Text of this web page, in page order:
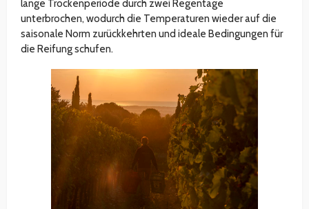
lange Trockenperiode durch zwei Regentage
unterbrochen, wodurch die Temperaturen wieder auf die
saisonale Norm zurückkehrten und ideale Bedingungen für
die Reifung schufen.